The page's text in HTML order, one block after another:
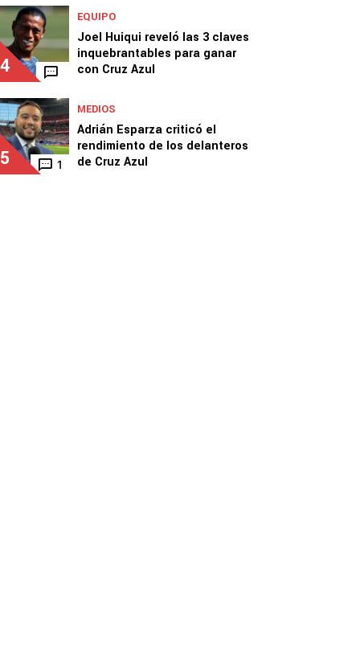
4
EQUIPO
Joel Huiqui reveló las 3 claves
inquebrantables para ganar
con Cruz Azul
5 1
MEDIOS
Adrián Esparza criticó el
rendimiento de los delanteros
de Cruz Azul